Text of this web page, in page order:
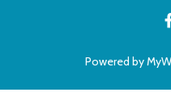
Powered by